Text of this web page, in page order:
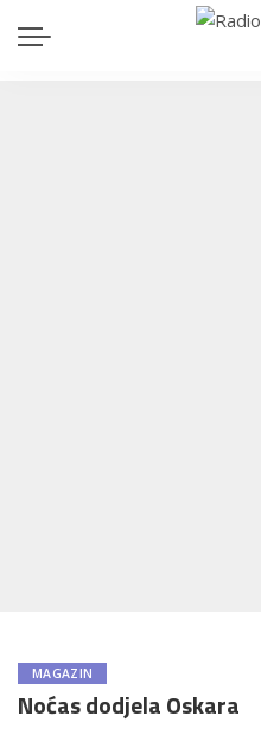
MAGAZIN
Noćas dodjela Oskara